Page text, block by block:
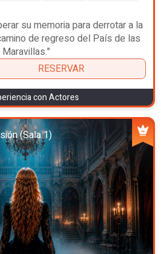
su memoria para derrotar a la
de regreso del País de las
Maravillas."
RESERVAR
con Actores
(Sala 1)